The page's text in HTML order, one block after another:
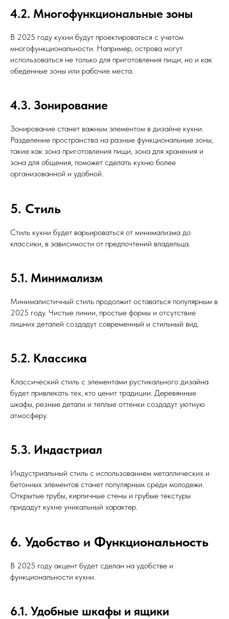
4.2. Многофункциональные зоны
В 2025 году кухни будут проектироваться с учетом
многофункциональности. Например, острова могут
использоваться не только для приготовления пищи, но и как
обеденные зоны или рабочие места.
4.3. Зонирование
Зонирование станет важным элементом в дизайне кухни.
Разделение пространства на разные функциональные зоны,
такие как зона приготовления пищи, зона для хранения и
зона для общения, поможет сделать кухню более
организованной и удобной.
5. Стиль
Стиль кухни будет варьироваться от минимализма до
классики, в зависимости от предпочтений владельца.
5.1. Минимализм
Минималистичный стиль продолжит оставаться популярным в
2025 году. Чистые линии, простые формы и отсутствие
лишних деталей создадут современный и стильный вид.
5.2. Классика
Классический стиль с элементами рустикального дизайна
будет привлекать тех, кто ценит традиции. Деревянные
шкафы, резные детали и теплые оттенки создадут уютную
атмосферу.
5.3. Индастриал
Индустриальный стиль с использованием металлических и
бетонных элементов станет популярным среди молодежи.
Открытые трубы, кирпичные стены и грубые текстуры
придадут кухне уникальный характер.
6. Удобство и Функциональность
В 2025 году акцент будет сделан на удобстве и
функциональности кухни.
6.1. Удобные шкафы и ящики
контакты:
Колл-центр
20:00
Без обеда и выходных
Работаем в Сибирском
регионе с 2004 года
8-800-770-74-90